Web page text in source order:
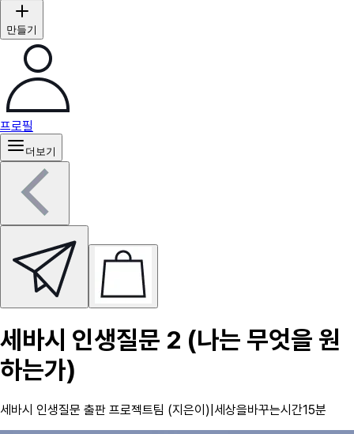
만들기
프로필
더보기
세바시 인생질문 2 (나는 무엇을 원
하는가)
세바시 인생질문 출판 프로젝트팀 (지은이) 세상을바꾸는시간15분